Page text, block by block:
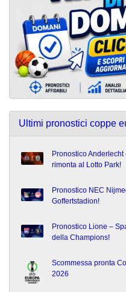
Ultimi pronostici coppe
Pronostico
rimonta al Lotto Park!
Pronostico NEC
Goffertstadion!
Pronostico Lione –
della Champions!
Scommessa pronta
2026